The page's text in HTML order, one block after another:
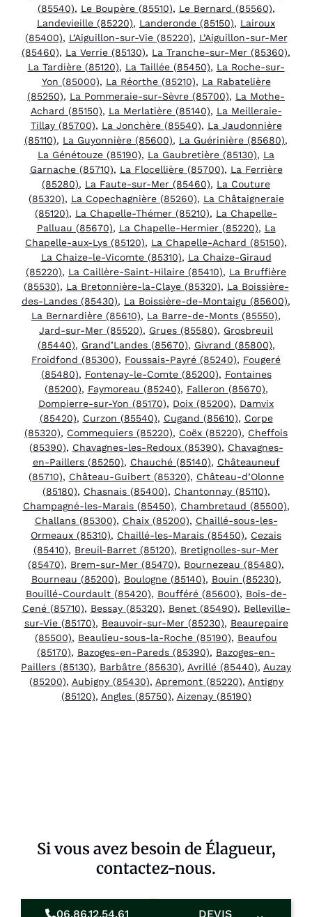
(85540), Le Boupère (85510), Le Bernard (85560),
Landevieille (85220), Landeronde (85150), Lairoux
(85400), L’Aiguillon-sur-Vie (85220), L’Aiguillon-sur-Mer
(85460), La Verrie (85130), La Tranche-sur-Mer (85360),
La Tardière (85120), La Taillée (85450), La Roche-sur-
Yon (85000), La Réorthe (85210), La Rabatelière
(85250), La Pommeraie-sur-Sèvre (85700), La Mothe-
Achard (85150), La Merlatière (85140), La Meilleraie-
Tillay (85700), La Jonchère (85540), La Jaudonnière
(85110), La Guyonnière (85600), La Guérinière (85680),
La Génétouze (85190), La Gaubretière (85130), La
Garnache (85710), La Flocellière (85700), La Ferrière
(85280), La Faute-sur-Mer (85460), La Couture
(85320), La Copechagnière (85260), La Châtaigneraie
(85120), La Chapelle-Thémer (85210), La Chapelle-
Palluau (85670), La Chapelle-Hermier (85220), La
Chapelle-aux-Lys (85120), La Chapelle-Achard (85150),
La Chaize-le-Vicomte (85310), La Chaize-Giraud
(85220), La Caillère-Saint-Hilaire (85410), La Bruffière
(85530), La Bretonnière-la-Claye (85320), La Boissière-
des-Landes (85430), La Boissière-de-Montaigu (85600),
La Bernardière (85610), La Barre-de-Monts (85550),
Jard-sur-Mer (85520), Grues (85580), Grosbreuil
(85440), Grand’Landes (85670), Givrand (85800),
Froidfond (85300), Foussais-Payré (85240), Fougeré
(85480), Fontenay-le-Comte (85200), Fontaines
(85200), Faymoreau (85240), Falleron (85670),
Dompierre-sur-Yon (85170), Doix (85200), Damvix
(85420), Curzon (85540), Cugand (85610), Corpe
(85320), Commequiers (85220), Coëx (85220), Cheffois
(85390), Chavagnes-les-Redoux (85390), Chavagnes-
en-Paillers (85250), Chauché (85140), Châteauneuf
(85710), Château-Guibert (85320), Château-d’Olonne
(85180), Chasnais (85400), Chantonnay (85110),
Champagné-les-Marais (85450), Chambretaud (85500),
Challans (85300), Chaix (85200), Chaillé-sous-les-
Ormeaux (85310), Chaillé-les-Marais (85450), Cezais
(85410), Breuil-Barret (85120), Bretignolles-sur-Mer
(85470), Brem-sur-Mer (85470), Bournezeau (85480),
Bourneau (85200), Boulogne (85140), Bouin (85230),
Bouillé-Courdault (85420), Boufféré (85600), Bois-de-
Cené (85710), Bessay (85320), Benet (85490), Belleville-
sur-Vie (85170), Beauvoir-sur-Mer (85230), Beaurepaire
(85500), Beaulieu-sous-la-Roche (85190), Beaufou
(85170), Bazoges-en-Pareds (85390), Bazoges-en-
Paillers (85130), Barbâtre (85630), Avrillé (85440), Auzay
(85200), Aubigny (85430), Apremont (85220), Antigny
(85120), Angles (85750), Aizenay (85190)
Si vous avez besoin de Élagueur,
contactez-nous.
06.86.12.54.61 DEVIS